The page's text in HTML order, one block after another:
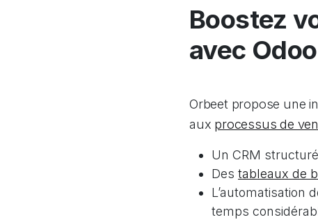
Boostez
avec
Orbeet propose une
aux processus de
Un CRM
Des tableaux de
L’automatisation
temps